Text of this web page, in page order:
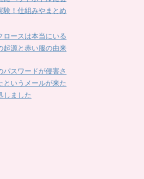
験！仕組みやまとめ
ロースは本当にいる
起源と赤い服の由来
パスワードが侵害さ
というメールが来た
しました